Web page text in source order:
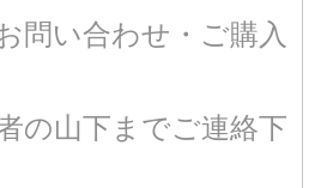
問い合わせ・ご購入
の山下までご連絡下